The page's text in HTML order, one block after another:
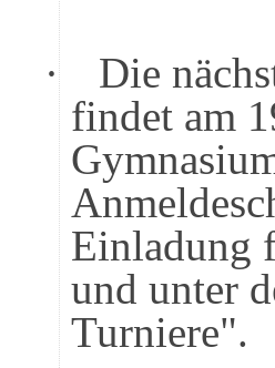
·
Die
findet am
Einladung
und unter
Turniere".